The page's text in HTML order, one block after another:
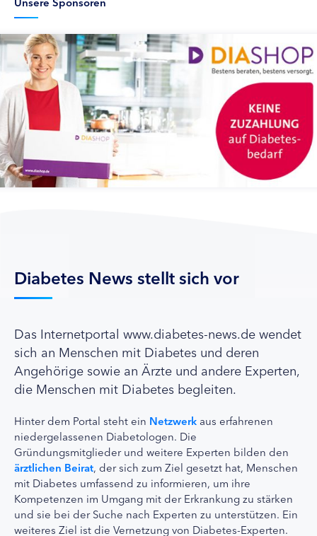
Diabetes News stellt sich vor
Das Internetportal www.diabetes-news.de wendet
sich an Menschen mit Diabetes und deren
Angehörige sowie an Ärzte und andere Experten,
die Menschen mit Diabetes begleiten.
Hinter dem Portal steht ein Netzwerk aus erfahrenen
niedergelassenen Diabetologen. Die
Gründungsmitglieder und weitere Experten bilden den
ärztlichen Beirat, der sich zum Ziel gesetzt hat, Menschen
mit Diabetes umfassend zu informieren, um ihre
Kompetenzen im Umgang mit der Erkrankung zu stärken
und sie bei der Suche nach Experten zu unterstützen. Ein
weiteres Ziel ist die Vernetzung von Diabetes-Experten.